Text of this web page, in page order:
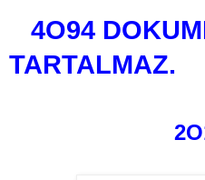
4O94
TARTALMAZ.